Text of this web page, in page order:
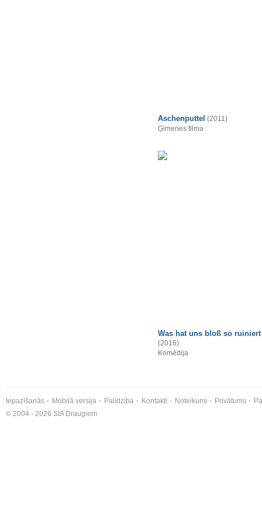
Aschenputtel (2011)
Ģimenes filma
Was hat uns bloß so ruiniert
(2016)
Komēdija
Iepazīšanās Mobilā versija Palīdzība Kontakti Noteikumi Privātums
© 2004 - 2026 SIA Draugiem